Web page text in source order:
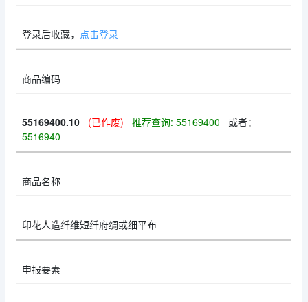
登录后收藏， 点击登录
商品编码
55169400.10 (已作废) 推荐查询: 55169400 或者：
5516940
商品名称
印花人造纤维短纤府绸或细平布
申报要素